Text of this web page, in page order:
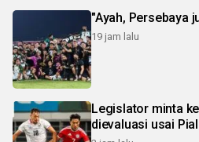
"Ayah, Persebaya
19 jam lalu
Legislator minta
dievaluasi usai